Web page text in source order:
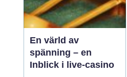
En värld av
spänning – en
Inblick i live-casino